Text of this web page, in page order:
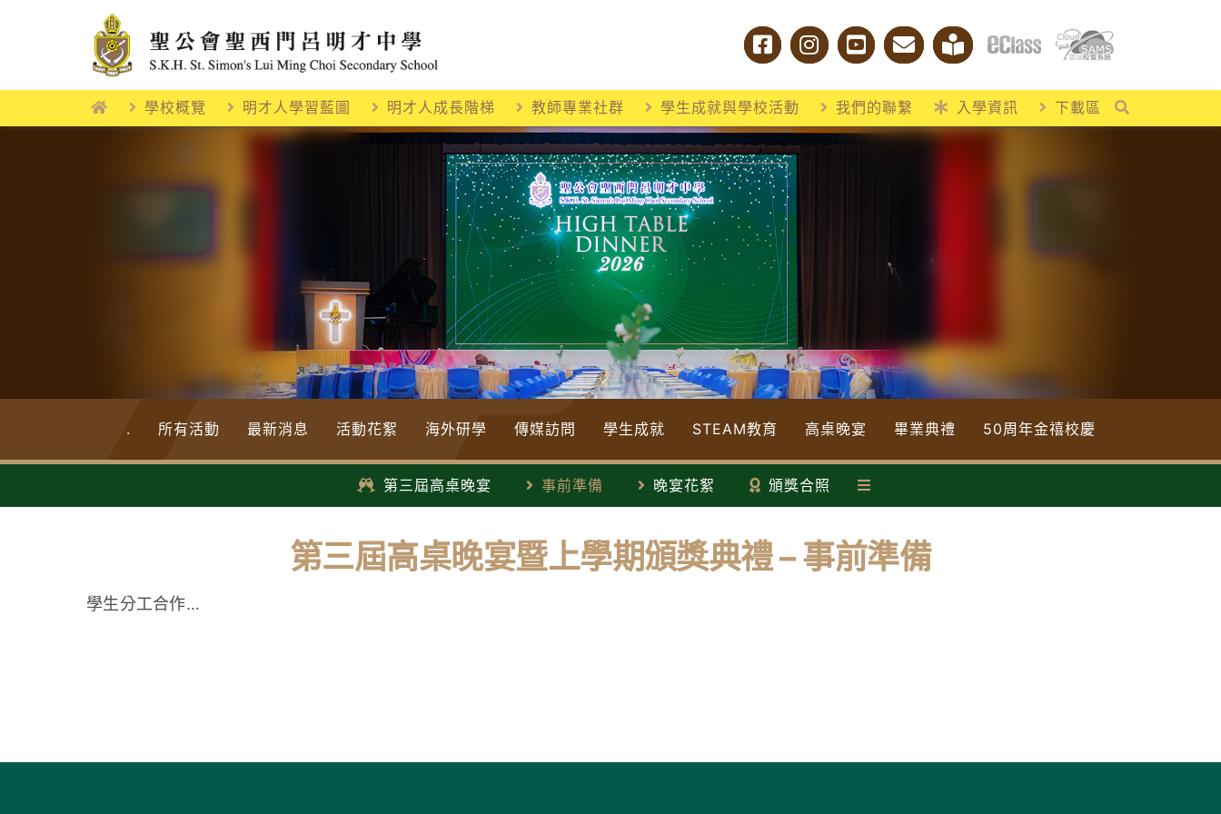
學校概覽 明才人學習藍圖 明才人成長階梯 教師專業社群 學生成就與學校活動 我們的聯繫 入學資訊 下載區
. 所有活動 最新消息 活動花絮 海外研學 傳媒訪問 學生成就 STEAM教育 高桌晚宴 畢業典禮 50周年金禧校慶
第三屆高桌晚宴 事前準備 晚宴花絮 頒獎合照
第三屆高桌晚宴暨上學期頒獎典禮 – 事前準備
學生分工合作…